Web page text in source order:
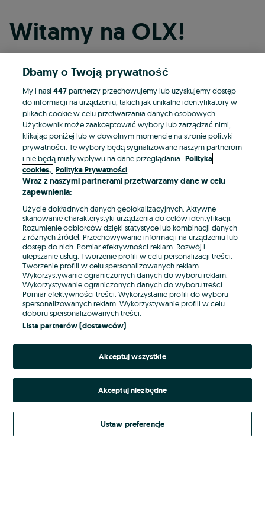
Witamy na OLX!
Kontynuuj przez Facebooka
Kontynuuj przez konto Apple
Kontynuuj przez konto Google
LUB
E-mail
Hasło
Nie pamiętasz hasła?
Zaloguj się
Kontynuując za pośrednictwem jednego z dostawców wskazanych powyżej,
Regulamin serwisuOLX.pl w jego aktualnym brzmieniu.
Dbamy o Twoją prywatność
My i nasi447partnerzy przechowujemy lub uzyskujemy dostęp
do informacji na urządzeniu, takich jak unikalne identyfikatory w
plikach cookie w celu przetwarzania danych osobowych.
Użytkownik może zaakceptować wybory lub zarządzać nimi,
klikając poniżej lub w dowolnym momencie na stronie polityki
prywatności. Te wybory będą sygnalizowane naszym partnerom
i nie będą miały wpływu na dane przeglądania. Polityka
cookies, Polityka Prywatności
Wraz z naszymi partnerami przetwarzamy dane w celu
zapewnienia:
Użycie dokładnych danych geolokalizacyjnych. Aktywne
skanowanie charakterystyki urządzenia do celów identyfikacji.
Rozumienie odbiorców dzięki statystyce lub kombinacji danych
z różnych źródeł. Przechowywanie informacji na urządzeniu lub
dostęp do nich. Pomiar efektywności reklam. Rozwój i
ulepszanie usług. Tworzenie profili w celu personalizacji treści.
Tworzenie profili w celu spersonalizowanych reklam.
Wykorzystywanie ograniczonych danych do wyboru reklam.
Wykorzystywanie ograniczonych danych do wyboru treści.
Pomiar efektywności treści. Wykorzystanie profili do wyboru
spersonalizowanych reklam. Wykorzystywanie profili w celu
doboru spersonalizowanych treści.
Lista partnerów (dostawców)
Akceptuj wszystkie
Akceptuj niezbędne
Ustaw preferencje